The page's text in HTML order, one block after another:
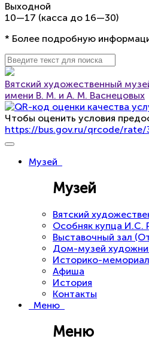
Выходной
10—17 (касса до 16—30)
* Более подробную
Вятский художественный
имени В. М. и А. М. Васнецовых
Чтобы оценить условия
https://bus.gov.ru/qrcode/rate/
Музей
Музей
Вятский
Особняк купца И.С.
Выставочный зал
Дом-музей
Историко-
Афиша
История
Контакты
Меню
Меню